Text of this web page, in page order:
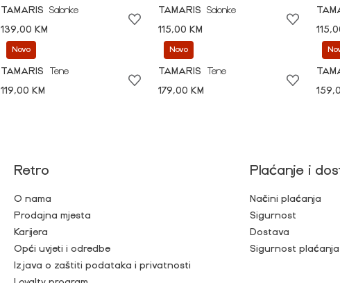
TAMARIS
Salonke
139,00 KM
TAMARIS
Salonke
115,00 KM
Novo
TAMARIS
Tene
119,00 KM
Novo
TAMARIS
Tene
179,00 KM
Retro
O nama
Prodajna mjesta
Karijera
Opći uvjeti i odredbe
Izjava o zaštiti podataka i privatnosti
Plaćanje i
Načini plaćanja
Sigurnost
Dostava
Sigurnost